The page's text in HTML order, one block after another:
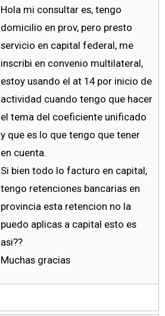
Hola mi consultar es, tengo
domicilio en prov, pero presto
servicio en capital federal, me
inscribi en convenio multilateral,
estoy usando el at 14 por inicio de
actividad cuando tengo que hacer
el tema del coeficiente unificado
y que es lo que tengo que tener
en cuenta.
Si bien todo lo facturo en capital,
tengo retenciones bancarias en
provincia esta retencion no la
puedo aplicas a capital esto es
asi??
Muchas gracias